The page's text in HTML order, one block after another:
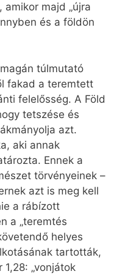
majd „újra
és a földön
túlmutató
fakad a teremtett
felelősség. A Föld
tetszése és
azt.
aki annak
Ennek a
törvényeinek –
azt is meg kell
a rábízott
a „teremtés
helyes
tartották,
„vonjátok